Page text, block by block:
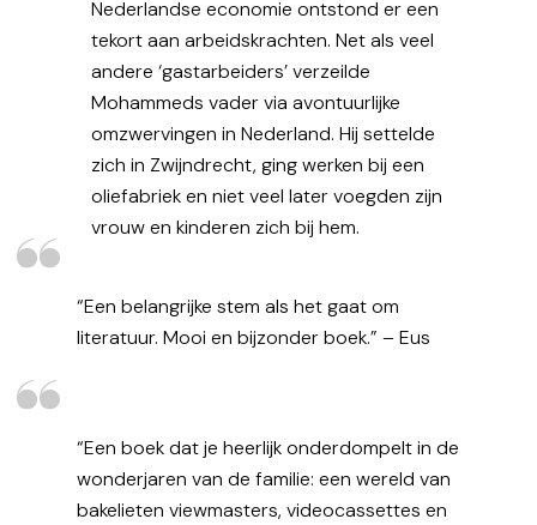
Nederlandse economie ontstond er een
tekort aan arbeidskrachten. Net als veel
andere ‘gastarbeiders’ verzeilde
Mohammeds vader via avontuurlijke
omzwervingen in Nederland. Hij settelde
zich in Zwijndrecht, ging werken bij een
oliefabriek en niet veel later voegden zijn
vrouw en kinderen zich bij hem.
“Een belangrijke stem als het gaat om
literatuur. Mooi en bijzonder boek.” – Eus
“Een boek dat je heerlijk onderdompelt in de
wonderjaren van de familie: een wereld van
bakelieten viewmasters, videocassettes en